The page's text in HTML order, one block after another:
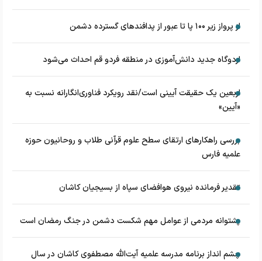
از پرواز زیر ۱۰۰ پا تا عبور از پدافند‌های گسترده دشمن
اردوگاه جدید دانش‌آموزی در منطقه فردو قم احداث می‌شود
اربعین یک حقیقت آیینی است/نقد رویکرد فناوری‌انگارانه نسبت به
«آیین»
بررسی راهکارهای ارتقای سطح علوم قرآنی طلاب و روحانیون حوزه
علمیه فارس
تقدیر فرمانده نیروی هوافضای سپاه از بسیجیان کاشان
پشتوانه مردمی از عوامل مهم شکست دشمن در جنگ رمضان است
چشم‌ انداز برنامه مدرسه علمیه آیت‌الله مصطفوی کاشان در سال